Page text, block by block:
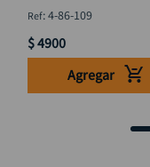
:4-86-109
$4900
Agregar